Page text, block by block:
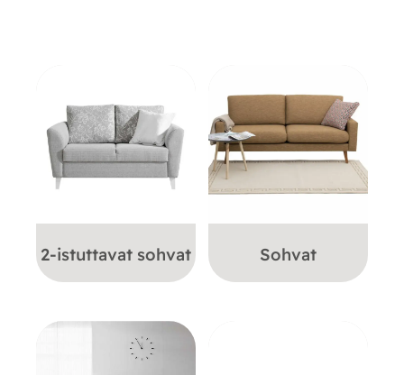
2-istuttavat sohvat Sohvat